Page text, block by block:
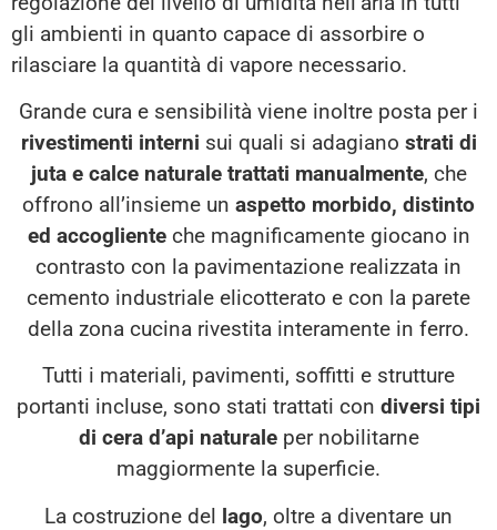
gli ambienti in quanto capace di assorbire o
rilasciare la quantità di vapore necessario.
Grande cura e sensibilità viene inoltre posta per i
rivestimenti interni sui quali si adagiano strati di
juta e calce naturale trattati manualmente, che
offrono all’insieme un aspetto morbido, distinto
ed accoglienteche magnificamente giocano in
contrasto con la pavimentazione realizzata in
cemento industriale elicotterato e con la parete
della zona cucina rivestita interamente in ferro.
Tutti i materiali, pavimenti, soffitti e strutture
portanti incluse, sono stati trattati con diversi tipi
di cera d’api naturaleper nobilitarne
maggiormente la superficie.
La costruzione del lago, oltre a diventare un